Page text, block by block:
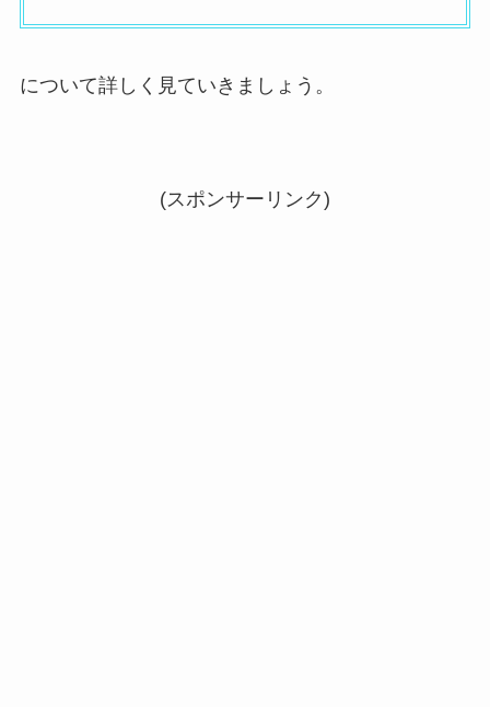
について詳しく見ていきましょう。
(スポンサーリンク)